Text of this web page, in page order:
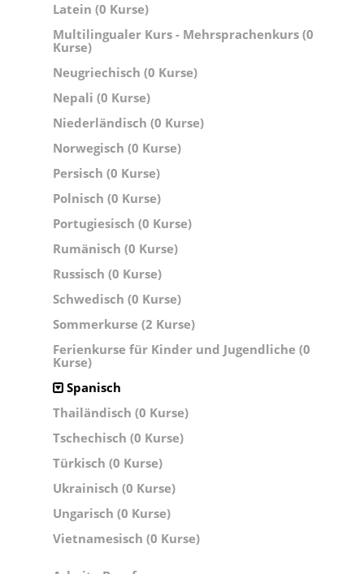
Latein (0 Kurse)
Multilingualer Kurs - Mehrsprachenkurs (0
Kurse)
Neugriechisch (0 Kurse)
Nepali (0 Kurse)
Niederländisch (0 Kurse)
Norwegisch (0 Kurse)
Persisch (0 Kurse)
Polnisch (0 Kurse)
Portugiesisch (0 Kurse)
Rumänisch (0 Kurse)
Russisch (0 Kurse)
Schwedisch (0 Kurse)
Sommerkurse (2 Kurse)
Ferienkurse für Kinder und Jugendliche (0
Kurse)
Spanisch
Thailändisch (0 Kurse)
Tschechisch (0 Kurse)
Türkisch (0 Kurse)
Ukrainisch (0 Kurse)
Ungarisch (0 Kurse)
Vietnamesisch (0 Kurse)